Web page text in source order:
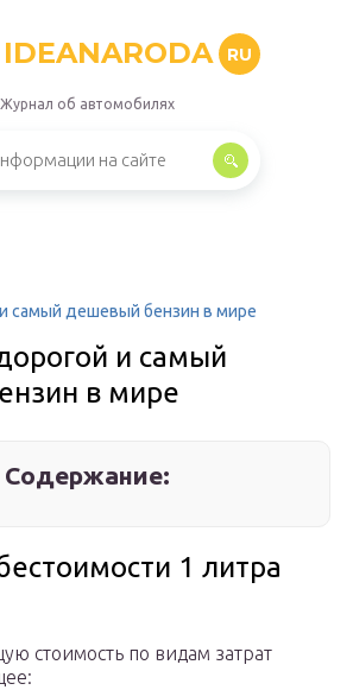
IDEANARODA RU
Журнал об автомобилях
самый дешевый бензин в мире
и самый
в мире
Содержание:
1 литра
стоимость по видам затрат